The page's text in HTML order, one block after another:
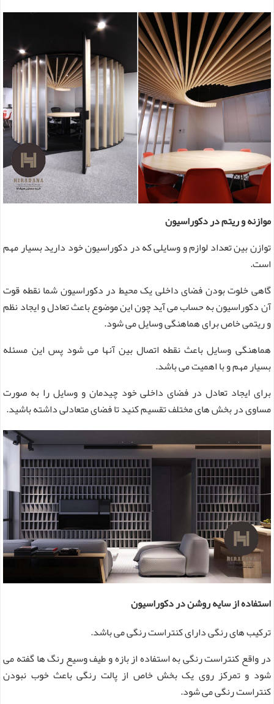
موازنه و ریتم در دکوراسیون
توازن بین تعداد لوازم و وسایلی که در دکوراسیون خود دارید بسیار مهم
است.
گاهی خلوت بودن فضای داخلی یک محیط در دکوراسیون شما نقطه قوت
آن دکوراسیون به حساب می آید چون این موضوع باعث تعادل و ایجاد نظم
و ریتمی خاص برای هماهنگی وسایل می شود.
هماهنگی وسایل باعث نقطه اتصال بین آنها می شود پس این مسئله
بسیار مهم و با اهمیت می باشد.
برای ایجاد تعادل در فضای داخلی خود چیدمان و وسایل را به صورت
مساوی در بخش های مختلف تقسیم کنید تا فضای متعادلی داشته باشید.
استفاده از سایه روشن در دکوراسیون
ترکیب های رنگی دارای کنتراست رنگی می باشد.
در واقع کنتراست رنگی به استفاده از بازه و طیف وسیع رنگ ها گفته می
شود و تمرکز روی یک بخش خاص از پالت رنگی باعث خوب نبودن
کنتراست رنگی می شود.